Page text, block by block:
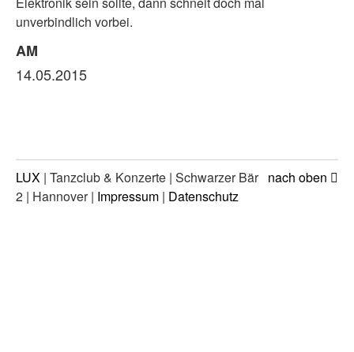
unverbindlich vorbei.
AM
14.05.2015
nach oben
LUX | Tanzclub & Konzerte | Schwarzer Bär
2 | Hannover | Impressum | Datenschutz